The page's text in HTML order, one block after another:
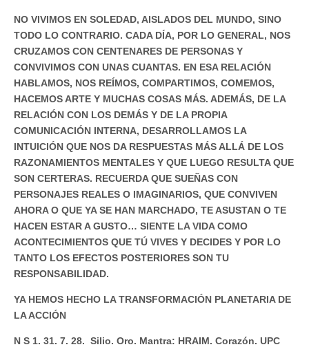
NO VIVIMOS EN SOLEDAD, AISLADOS DEL MUNDO, SINO
TODO LO CONTRARIO. CADA DÍA, POR LO GENERAL, NOS
CRUZAMOS CON CENTENARES DE PERSONAS Y
CONVIVIMOS CON UNAS CUANTAS. EN ESA RELACIÓN
HABLAMOS, NOS REÍMOS, COMPARTIMOS, COMEMOS,
HACEMOS ARTE Y MUCHAS COSAS MÁS. ADEMÁS, DE LA
RELACIÓN CON LOS DEMÁS Y DE LA PROPIA
COMUNICACIÓN INTERNA, DESARROLLAMOS LA
INTUICIÓN QUE NOS DA RESPUESTAS MÁS ALLÁ DE LOS
RAZONAMIENTOS MENTALES Y QUE LUEGO RESULTA QUE
SON CERTERAS. RECUERDA QUE SUEÑAS CON
PERSONAJES REALES O IMAGINARIOS, QUE CONVIVEN
AHORA O QUE YA SE HAN MARCHADO, TE ASUSTAN O TE
HACEN ESTAR A GUSTO… SIENTE LA VIDA COMO
ACONTECIMIENTOS QUE TÚ VIVES Y DECIDES Y POR LO
TANTO LOS EFECTOS POSTERIORES SON TU
RESPONSABILIDAD.
YA HEMOS HECHO LA TRANSFORMACIÓN PLANETARIA DE
LA ACCIÓN
N S 1. 31. 7. 28. Silio. Oro. Mantra: HRAIM. Corazón. UPC